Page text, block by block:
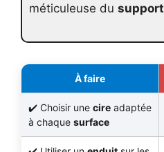
méticuleuse du support
À faire
Choisir une cire adaptée
à chaque surface